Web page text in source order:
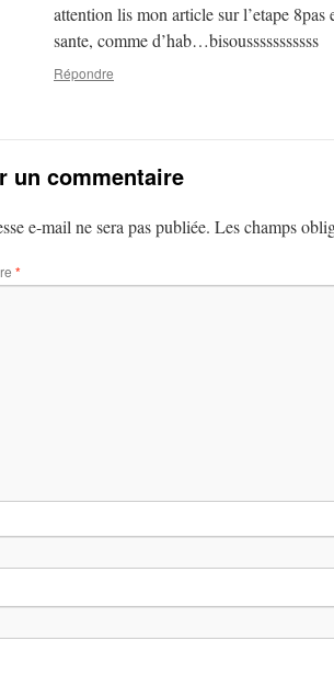
attention lis mon article sur l’etape
sante, comme d’hab…bisousssssssssss
Répondre
un commentaire
e-mail ne sera pas publiée. Les champs
*